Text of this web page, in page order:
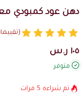
دهن عود كمبودي معتق 10
١٠٥ ر.س
متوفر
تم شراءه 5 مرات